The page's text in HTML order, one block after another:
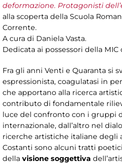
deformazione. Protagonisti
alla scoperta della Scuola
Corrente.
A cura di Daniela Vasta.
Dedicata ai possessori della MIC
Fra gli anni Venti e Quaranta si
espressionista, coagulatasi in
che apportano alla ricerca
contributo di fondamentale
luce del confronto con i gruppi
internazionale, dall’altro nel
ricerche artistiche italiane degli
Costanti sono alcuni tratti
della visione soggettiva